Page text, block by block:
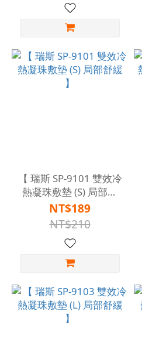
【 瑞斯 SP-9101 雙效冷
熱凝珠敷墊 (S) 局部舒
緩 】
NT$189
NT$210